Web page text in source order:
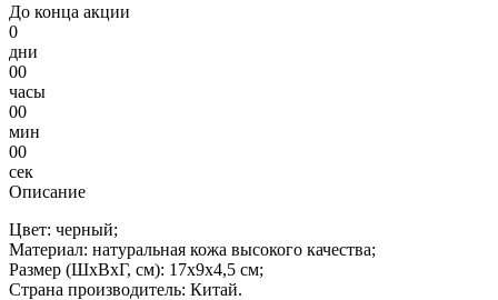
До конца акции
0
дни
00
часы
00
мин
00
сек
Описание
Цвет: черный;
Материал: натуральная кожа высокого качества;
Размер (ШхВхГ, см): 17х9х4,5 см;
Страна производитель: Китай.